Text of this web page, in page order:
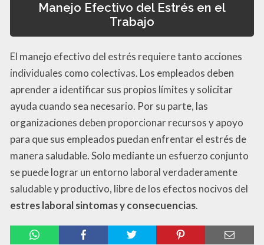
Manejo Efectivo del Estrés en el
Trabajo
El manejo efectivo del estrés requiere tanto acciones
individuales como colectivas. Los empleados deben
aprender a identificar sus propios límites y solicitar
ayuda cuando sea necesario. Por su parte, las
organizaciones deben proporcionar recursos y apoyo
para que sus empleados puedan enfrentar el estrés de
manera saludable. Solo mediante un esfuerzo conjunto
se puede lograr un entorno laboral verdaderamente
saludable y productivo, libre de los efectos nocivos del
estres laboral sintomas y consecuencias.